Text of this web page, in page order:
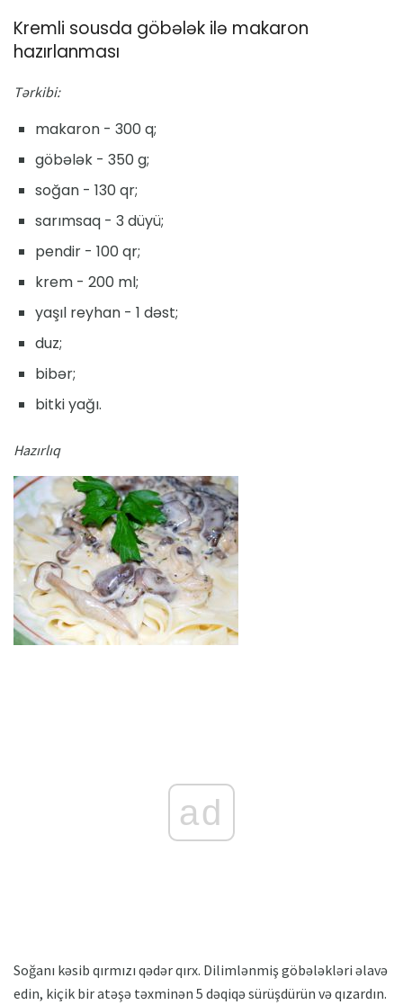
Kremli sousda göbələk ilə makaron
hazırlanması
Tərkibi:
makaron - 300 q;
göbələk - 350 g;
soğan - 130 qr;
sarımsaq - 3 düyü;
pendir - 100 qr;
krem - 200 ml;
yaşıl reyhan - 1 dəst;
duz;
bibər;
bitki yağı.
Hazırlıq
ad
Soğanı kəsib qırmızı qədər qırx. Dilimlənmiş göbələkləri əlavə
edin, kiçik bir atəşə təxminən 5 dəqiqə sürüşdürün və qızardın.